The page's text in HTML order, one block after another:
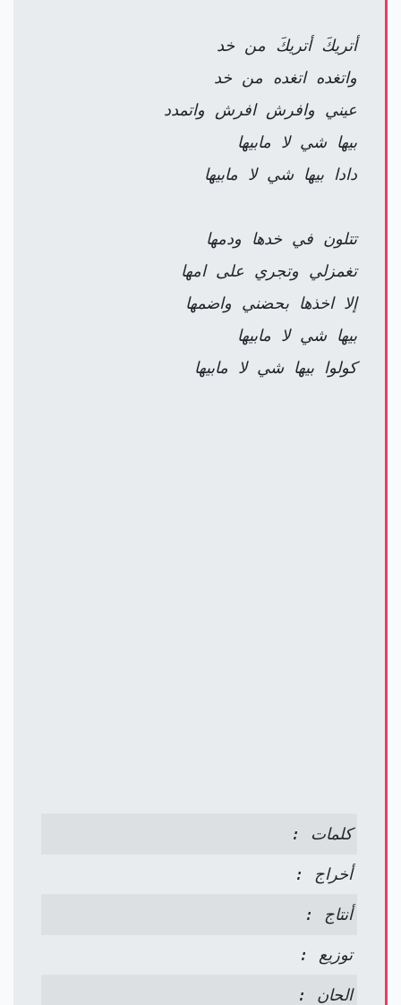
أتريكَ أتريكَ من خد
واتغده اتغده من خد
عيني وافرش افرش واتمدد
بيها شي لا مابيها
دادا بيها شي لا مابيها
تتلون في خدها ودمها
تغمزلي وتجري على امها
إلا اخذها بحضني واضمها
بيها شي لا مابيها
كولوا بيها شي لا مابيها
كلمات :
أخراج :
أنتاج :
توزيع :
الحان :